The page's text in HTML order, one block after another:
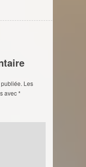
Les
avec*